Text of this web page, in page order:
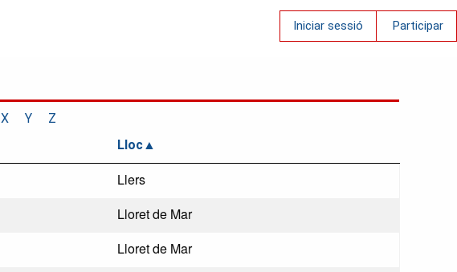
Iniciar sessió Participar
X Y
Z
Lloc
Llers
Lloret de Mar
Lloret de Mar